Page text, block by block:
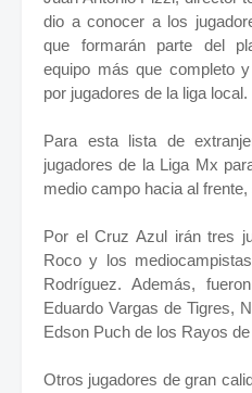
dio a conocer a los
que formarán parte del
equipo más que completo
por jugadores de la liga local.
Para esta lista de
jugadores de la Liga Mx
medio campo hacia al
Por el Cruz Azul irán tres
Roco y los
Rodríguez. Además,
Eduardo Vargas de Tigres,
Edson Puch de los Rayos
Otros jugadores de gran